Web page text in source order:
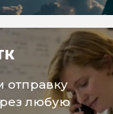
отправку
любую